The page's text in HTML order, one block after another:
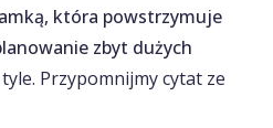
która powstrzymuje
zbyt dużych
Przypomnijmy cytat ze